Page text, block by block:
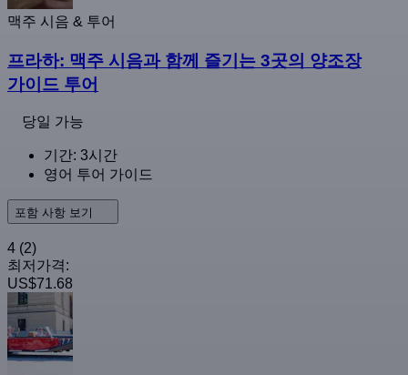
맥주 시음 & 투어
프라하: 맥주 시음과 함께 즐기는 3곳의 양조장
가이드 투어
당일 가능
기간: 3시간
영어 투어 가이드
포함 사항 보기
4 (2)
최저가격:
US$71.68